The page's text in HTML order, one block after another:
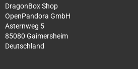
DragonBox Shop
OpenPandora GmbH
Asternweg 5
85080 Gaimersheim
Deutschland